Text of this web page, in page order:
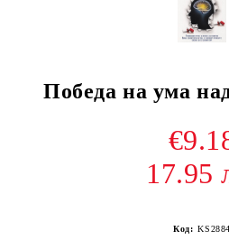
Победа на ума
17.95
Код: KS2884